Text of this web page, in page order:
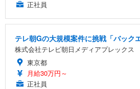
正社員
テレ朝Gの大規模案件に挑戦「バック
株式会社テレビ朝日メディアプレックス
東京都
月給30万円～
正社員